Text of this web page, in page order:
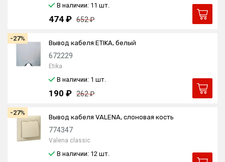
В наличии: 11 шт.
474 ₽ 652 ₽
-27%
Вывод кабеля ETIKA, белый
672229
Etika
В наличии: 1 шт.
190 ₽ 262 ₽
-27%
Вывод кабеля VALENA, слоновая кость
774347
Valena classic
В наличии: 12 шт.